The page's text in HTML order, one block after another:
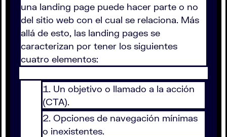
una landing page puede hacer parte o no
del sitio web con el cual se relaciona. Más
allá de esto, las landing pages se
caracterizan por tener los siguientes
cuatro elementos:
Un objetivo o llamado a la acción
(CTA).
Opciones de navegación mínimas
o inexistentes.